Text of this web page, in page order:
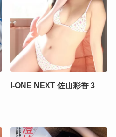
I-ONE NEXT 佐山彩香 3